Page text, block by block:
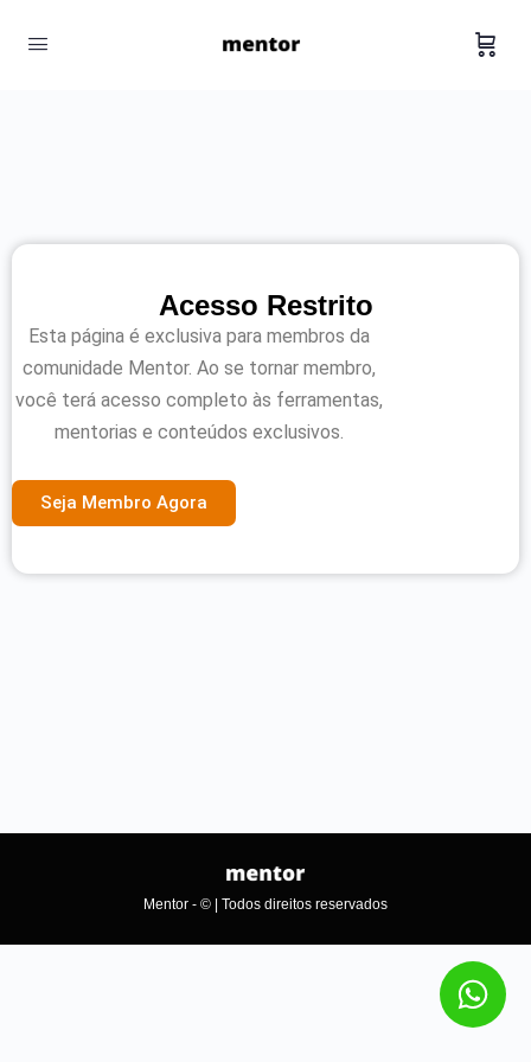
Acesso Restrito
Esta página é exclusiva para membros da
comunidade Mentor. Ao se tornar membro,
você terá acesso completo às ferramentas,
mentorias e conteúdos exclusivos.
Seja Membro Agora
Mentor - © | Todos direitos reservados